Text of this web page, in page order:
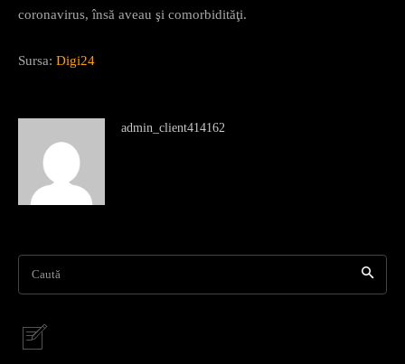
coronavirus, însă aveau şi comorbidităţi.
Sursa: Digi24
admin_client414162
Caută